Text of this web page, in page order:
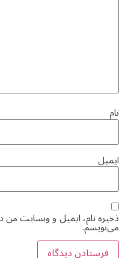
نام
ایمیل
ذخیره نام، ایمیل و وبسایت من
می‌نویسم.